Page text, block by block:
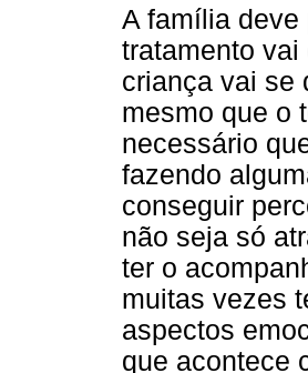
A família deve
tratamento
criança vai se
mesmo que o
necessário
fazendo
conseguir
não seja só
ter o
muitas vezes
aspectos
que acontece